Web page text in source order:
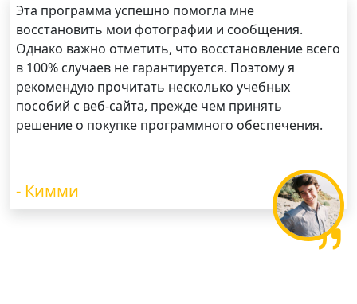
Эта программа успешно помогла мне
восстановить мои фотографии и сообщения.
Однако важно отметить, что восстановление всего
в 100% случаев не гарантируется. Поэтому я
рекомендую прочитать несколько учебных
пособий с веб-сайта, прежде чем принять
решение о покупке программного обеспечения.
- Кимми